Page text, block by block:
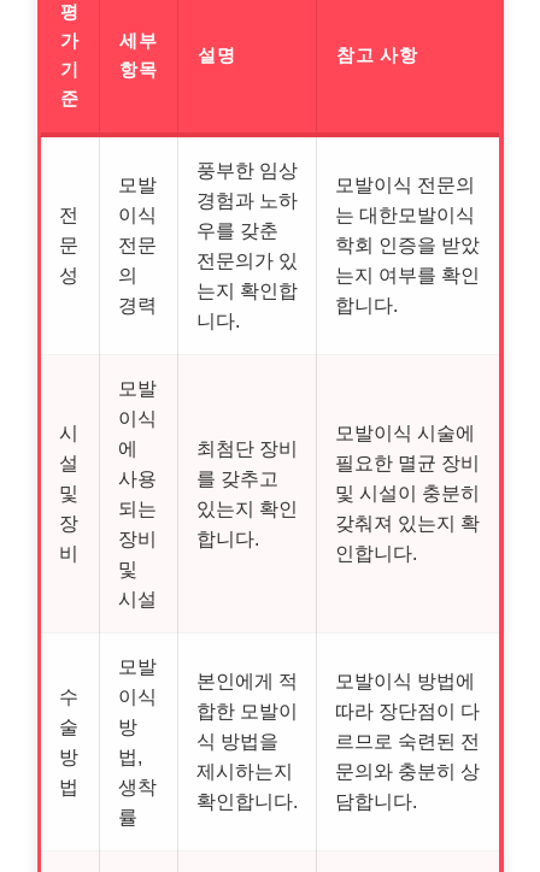
평
가
기
준
세부
항목
설명 참고 사항
전
문
성
모발
이식
전문
의
경력
풍부한 임상
경험과 노하
우를 갖춘
전문의가 있
는지 확인합
니다.
모발이식 전문의
는 대한모발이식
학회 인증을 받았
는지 여부를 확인
합니다.
시
설
및
장
비
모발
이식
에
사용
되는
장비
및
시설
최첨단 장비
를 갖추고
있는지 확인
합니다.
모발이식 시술에
필요한 멸균 장비
및 시설이 충분히
갖춰져 있는지 확
인합니다.
수
술
방
법
모발
이식
방
법,
생착
률
본인에게 적
합한 모발이
식 방법을
제시하는지
확인합니다.
모발이식 방법에
따라 장단점이 다
르므로 숙련된 전
문의와 충분히 상
담합니다.